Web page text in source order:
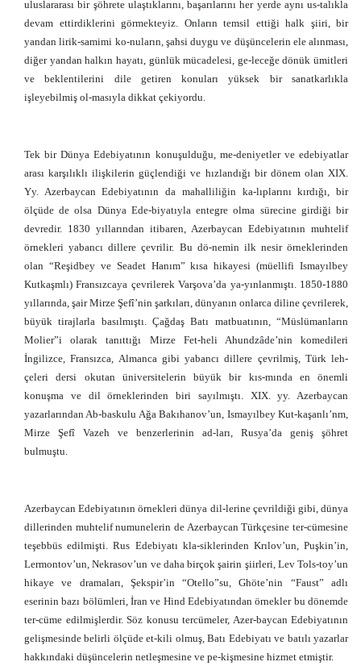
uluslararası bir şöhrete ulaştıklarını, başarılarını her yerde aynı us-talıkla
devam ettirdiklerini görmekteyiz. Onların temsil ettiği halk şiiri, bir
yandan lirik-samimi ko-nuların, şahsi duygu ve düşüncelerin ele alınması,
diğer yandan halkın hayatı, günlük mücadelesi, ge-leceğe dönük ümitleri
ve beklentilerini dile getiren konuları yüksek bir sanatkarlıkla
işleyebilmiş ol-masıyla dikkat çekiyordu.
Tek bir Dünya Edebiyatının konuşulduğu, me-deniyetler ve edebiyatlar
arası karşılıklı ilişkilerin güçlendiği ve hızlandığı bir dönem olan XIX.
Yy. Azerbaycan Edebiyatının da mahalliliğin ka-lıplarını kırdığı, bir
ölçüde de olsa Dünya Ede-biyatıyla entegre olma sürecine girdiği bir
devredir. 1830 yıllarından itibaren, Azerbaycan Edebiyatının muhtelif
örnekleri yabancı dillere çevrilir. Bu dö-nemin ilk nesir örneklerinden
olan “Reşidbey ve Seadet Hanım” kısa hikayesi (müellifi Ismayılbey
Kutkaşmlı) Fransızcaya çevrilerek Varşova’da ya-yınlanmıştı. 1850-1880
yıllarında, şair Mirze Şefî’nin şarkıları, dünyanın onlarca diline çevrilerek,
büyük tirajlarla basılmıştı. Çağdaş Batı matbuatının, “Müslümanların
Molier”i olarak tanıttığı Mirze Fet-heli Ahundzâde’nin komedileri
İngilizce, Fransızca, Almanca gibi yabancı dillere çevrilmiş, Türk leh-
çeleri dersi okutan üniversitelerin büyük bir kıs-mında en önemli
konuşma ve dil örneklerinden biri sayılmıştı. XIX. yy. Azerbaycan
yazarlarından Ab-baskulu Ağa Bakıhanov’un, Ismayılbey Kut-kaşanlı’nm,
Mirze Şefî Vazeh ve benzerlerinin ad-ları, Rusya’da geniş şöhret
bulmuştu.
Azerbaycan Edebiyatının örnekleri dünya dil-lerine çevrildiği gibi, dünya
dillerinden muhtelif numunelerin de Azerbaycan Türkçesine ter-cümesine
teşebbüs edilmişti. Rus Edebiyatı kla-siklerinden Krılov’un, Puşkin’in,
Lermontov’un, Nekrasov’un ve daha birçok şairin şiirleri, Lev Tols-toy’un
hikaye ve dramaları, Şekspir’in “Otello”su, Ghöte’nin “Faust” adlı
eserinin bazı bölümleri, İran ve Hind Edebiyatından örnekler bu dönemde
ter-cüme edilmişlerdir. Söz konusu tercümeler, Azer-baycan Edebiyatının
gelişmesinde belirli ölçüde et-kili olmuş, Batı Edebiyatı ve batılı yazarlar
hakkındaki düşüncelerin netleşmesine ve pe-kişmesine hizmet etmiştir.